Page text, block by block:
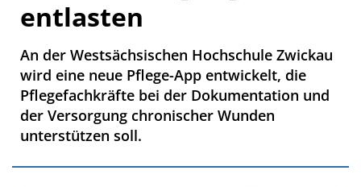
entlasten
An der Westsächsischen Hochschule Zwickau
wird eine neue Pflege-App entwickelt, die
Pflegefachkräfte bei der Dokumentation und
der Versorgung chronischer Wunden
unterstützen soll.